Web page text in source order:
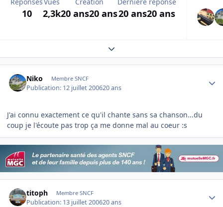
10 2,3k20 ans20 ans20 ans20 ans
Expand topic overview
Niko Membre SNCF
Publication: 12 juillet 200620 ans
J'ai connu exactement ce qu'il chante sans sa chanson...du
coup je l'écoute pas trop ça me donne mal au coeur :s
titoph Membre SNCF
Publication: 13 juillet 200620 ans